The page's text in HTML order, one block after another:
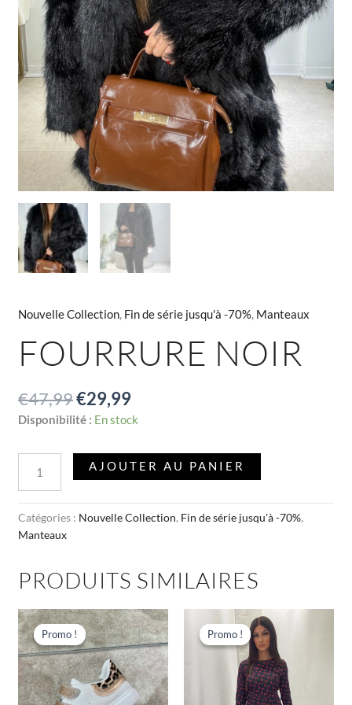
Nouvelle Collection, Fin de série jusqu'à -70%, Manteaux
FOURRURE NOIR
€47,99€29,99
Disponibilité : En stock
AJOUTER AU PANIER
Catégories : Nouvelle Collection, Fin de série jusqu'à -70%,
Manteaux
PRODUITS SIMILAIRES
Promo !
Promo !
Le
prix
initial
était :
€23,00.
Le
prix
actuel
est :
€14,00.
Ce
produit
a
plusieurs
variations.
Promo !
Promo !
prix
initial
était :
€34,00.
Le
prix
actuel
est :
€15,00.